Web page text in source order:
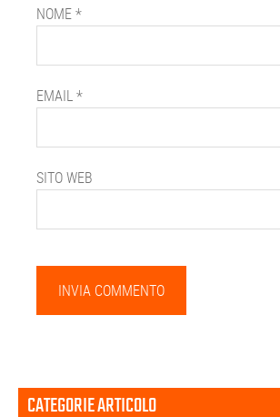
NOME*
EMAIL*
SITO WEB
Barra
CATEGORIE ARTICOLO